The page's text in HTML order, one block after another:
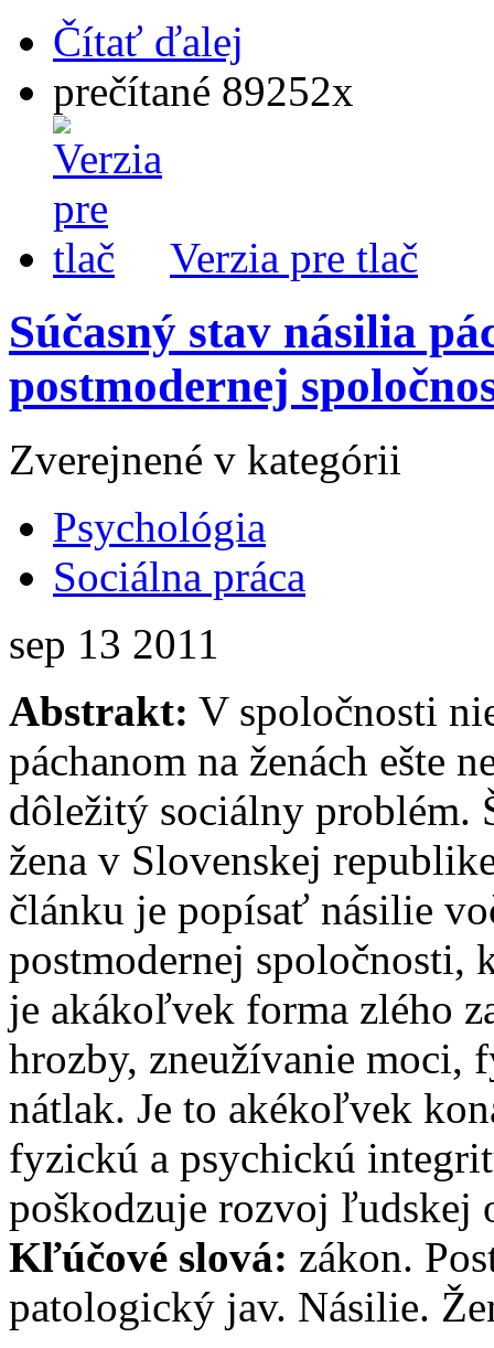
Čítať ďalej
prečítané 89252x
Verzia pre tlač
Súčasný stav násilia
postmodernej
Zverejnené v kategórii
Psychológia
Sociálna práca
sep 13 2011
Abstrakt: V spoločnosti
páchanom na ženách ešte
dôležitý sociálny problém.
žena v Slovenskej
článku je popísať násilie
postmodernej spoločnosti,
je akákoľvek forma zlého
hrozby, zneužívanie moci,
nátlak. Je to akékoľvek
fyzickú a psychickú
poškodzuje rozvoj ľudskej
Kľúčové slová: zákon.
patologický jav. Násilie.